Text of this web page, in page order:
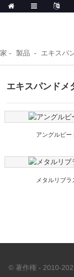
家 製品 エキスパ
エキスパンドメ
アングルビー
メタルリブラ
© 著作権 - 2010-